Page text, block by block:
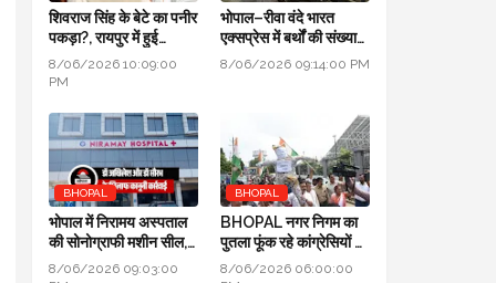
शिवराज सिंह के बेटे का पनीर
पकड़ा?, रायपुर में हुई
कार्रवाई, जांच के लिए लैब
भेजा
8/06/2026 10:09:00
PM
भोपाल–रीवा वंदे भारत
एक्सप्रेस में बर्थों की संख्या
डबल से ज्यादा हुई
8/06/2026 09:14:00 PM
BHOPAL
भोपाल में निरामय अस्पताल
की सोनोग्राफी मशीन सील,
सीएमएचओ ने की कार्यवाही
8/06/2026 09:03:00
BHOPAL
BHOPAL नगर निगम का
पुतला फूंक रहे कांग्रेसियों ने
कहा: जब एरिया कमर्शियल
8/06/2026 06:00:00